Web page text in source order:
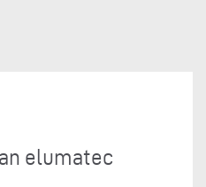
elumatec